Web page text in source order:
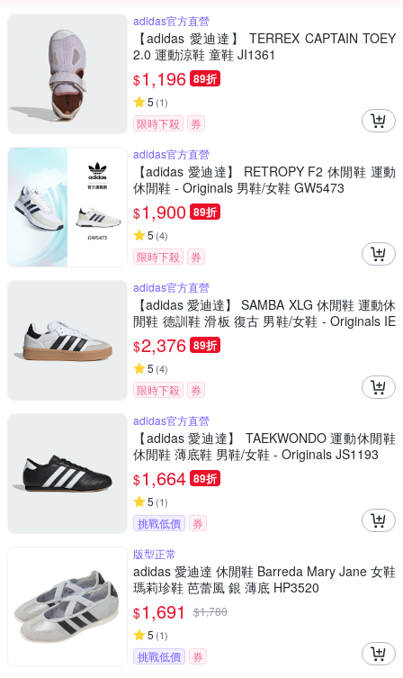
adidas官方直營
【adidas 愛迪達】 TERREX CAPTAIN TOEY
2.0 運動涼鞋 童鞋 JI1361
$1,196 89折
5 (1)
限時下殺
券
adidas官方直營
【adidas 愛迪達】 RETROPY F2 休閒鞋 運動
休閒鞋 - Originals 男鞋/女鞋 GW5473
$1,900 89折
5 (4)
限時下殺
券
adidas官方直營
【adidas 愛迪達】 SAMBA XLG 休閒鞋 運動休
閒鞋 德訓鞋 滑板 復古 男鞋/女鞋 - Originals IE
1377
$2,376 89折
5 (4)
限時下殺
券
adidas官方直營
【adidas 愛迪達】 TAEKWONDO 運動休閒鞋
休閒鞋 薄底鞋 男鞋/女鞋 - Originals JS1193
$1,664 89折
5 (1)
挑戰低價
券
版型正常
adidas 愛迪達 休閒鞋 Barreda Mary Jane 女鞋
瑪莉珍鞋 芭蕾風 銀 薄底 HP3520
$1,691 $1,780
5 (1)
挑戰低價
券